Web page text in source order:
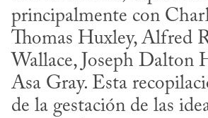
principalmente con
Thomas Huxley, Alfred
Wallace, Joseph Dalton
Asa Gray. Esta
de la gestación de las